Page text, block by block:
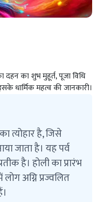
दहन का शुभ मुहूर्त, पूजा विधि
धार्मिक महत्व की जानकारी।
त्योहार है, जिसे
जाता है। यह पर्व
है। होली का प्रारंभ
अग्नि प्रज्वलित